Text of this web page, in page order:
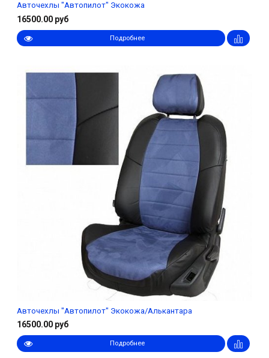
Авточехлы "Автопилот" Экокожа
16500.00 руб
Подробнее
Авточехлы "Автопилот" Экокожа/Алькантара
16500.00 руб
Подробнее